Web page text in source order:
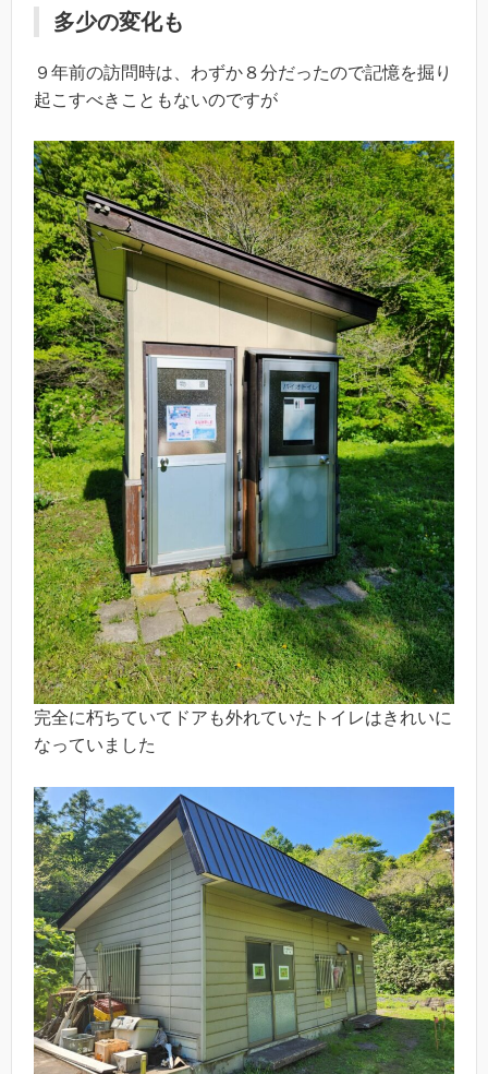
多少の変化も
９年前の訪問時は、わずか８分だったので記憶を掘り
起こすべきこともないのですが
完全に朽ちていてドアも外れていたトイレはきれいに
なっていました